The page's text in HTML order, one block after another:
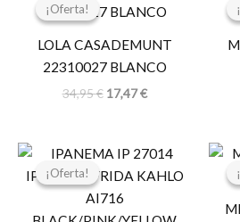
¡Oferta!
¡Oferta!
LOLA CASADEMUNT
22310027 BLANCO
34,95€
original
34,95 €.
17,47€
actual
17,47 €.
¡Oferta!
¡Oferta!
El
original
era:
24,99 €.
El
actual
19,99 €.